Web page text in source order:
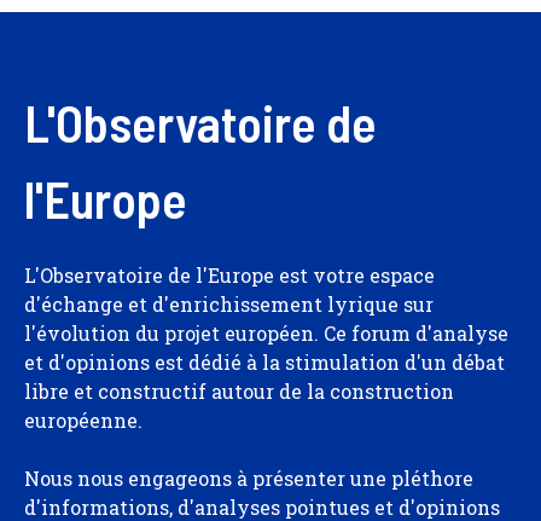
L'Observatoire de
l'Europe
L'Observatoire de l'Europe est votre espace
d'échange et d'enrichissement lyrique sur
l'évolution du projet européen. Ce forum d'analyse
et d'opinions est dédié à la stimulation d'un débat
libre et constructif autour de la construction
européenne.
Nous nous engageons à présenter une pléthore
d'informations, d'analyses pointues et d'opinions